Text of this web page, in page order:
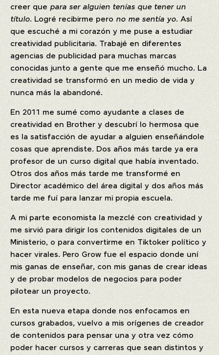
creer que para ser alguien tenías que tener un
título. Logré recibirme pero no me sentía yo. Así
que escuché a mi corazón y me puse a estudiar
creatividad publicitaria. Trabajé en diferentes
agencias de publicidad para muchas marcas
conocidas junto a gente que me enseñó mucho. La
creatividad se transformó en un medio de vida y
nunca más la abandoné.
En 2011 me sumé como ayudante a clases de
creatividad en Brother y descubrí lo hermosa que
es la satisfacción de ayudar a alguien enseñándole
cosas que aprendiste. Dos años más tarde ya era
profesor de un curso digital que había inventado.
Otros dos años más tarde me transformé en
Director académico del área digital y dos años más
tarde me fuí para lanzar mi propia escuela.
A mi parte economista la mezclé con creatividad y
me sirvió para dirigir los contenidos digitales de un
Ministerio, o para convertirme en Tiktoker político y
hacer virales. Pero Grow fue el espacio donde uní
mis ganas de enseñar, con mis ganas de crear ideas
y de probar modelos de negocios para poder
pilotear un proyecto.
En esta nueva etapa donde nos enfocamos en
cursos grabados, vuelvo a mis orígenes de creador
de contenidos para pensar una y otra vez cómo
poder hacer cursos y carreras que sean distintos y